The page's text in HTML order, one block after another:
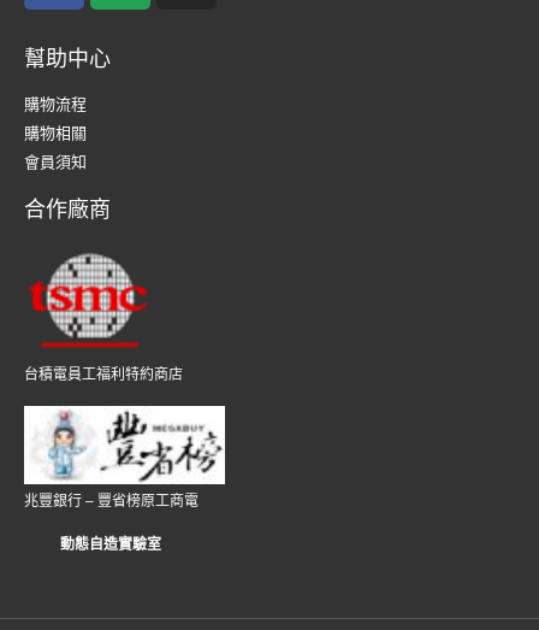
幫助中心
購物流程
購物相關
會員須知
合作廠商
台積電員工福利特約商店
兆豐銀行 – 豐省榜原工商電
動態自造實驗室